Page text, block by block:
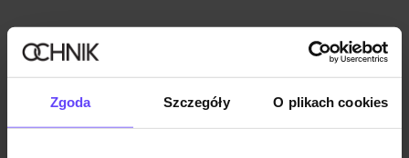
Zgoda Szczegóły O plikach cookies